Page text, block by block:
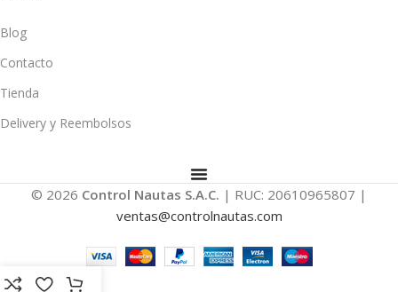
Blog
Contacto
Tienda
Delivery y Reembolsos
© 2026 Control Nautas S.A.C. | RUC: 20610965807 |
ventas@controlnautas.com